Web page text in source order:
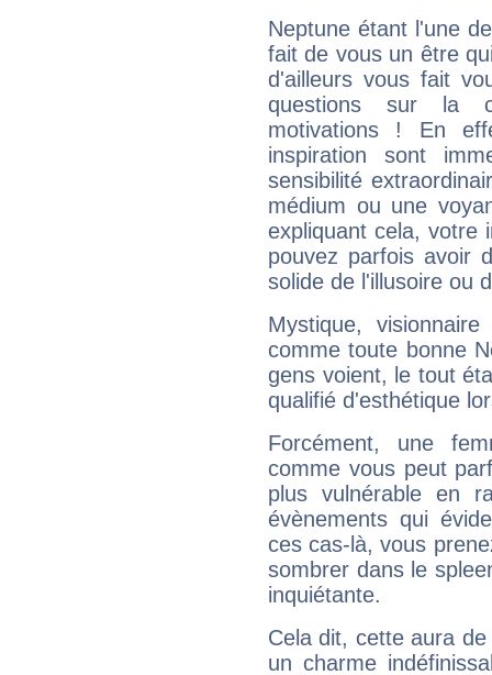
Neptune étant l'une
fait de vous un être
d'ailleurs vous fait
questions sur la
motivations ! En
inspiration sont
sensibilité
médium ou une
expliquant cela, votre
pouvez parfois avoir
solide de l'illusoire ou
Mystique,
comme toute bonne
gens voient, le tout
qualifié d'esthétique
Forcément, une
comme vous peut
plus vulnérable en
évènements qui
ces cas-là, vous
sombrer dans le
inquiétante.
Cela dit, cette aura
un charme